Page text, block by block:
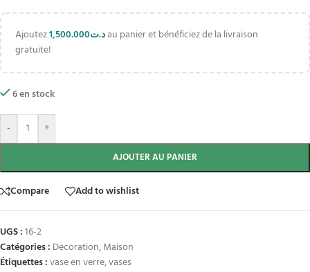
Ajoutez د.ت1,500.000
au panier et bénéficiez de la livraison
gratuite!
6 en stock
- +
AJOUTER AU PANIER
Compare Add to wishlist
UGS :16-2
Catégories : Decoration,Maison
Étiquettes :vase en verre,vases